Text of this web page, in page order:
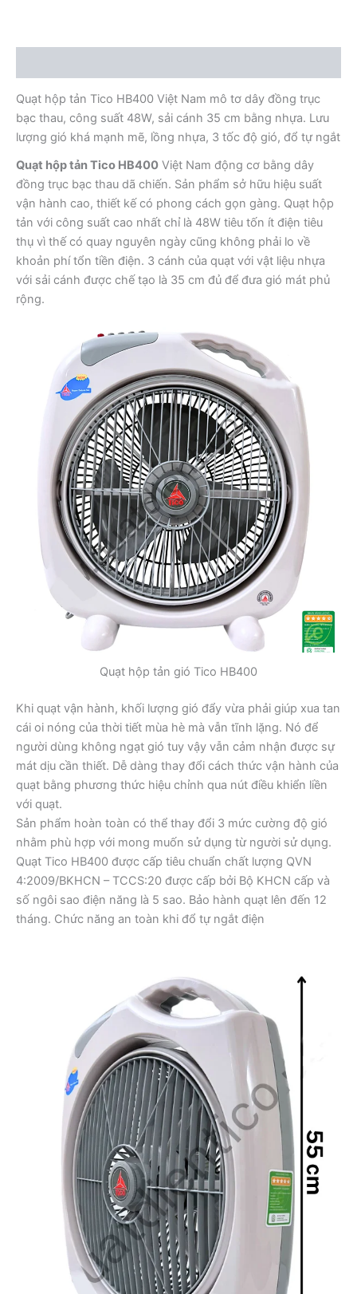
Quạt hộp tản Tico HB400 Việt Nam mô tơ dây đồng trục
bạc thau, công suất 48W, sải cánh 35 cm bằng nhựa. Lưu
lượng gió khá mạnh mẽ, lồng nhựa, 3 tốc độ gió, đổ tự ngắt
Quạt hộp tản Tico HB400 Việt Nam động cơ bằng dây
đồng trục bạc thau dã chiến. Sản phẩm sở hữu hiệu suất
vận hành cao, thiết kế có phong cách gọn gàng. Quạt hộp
tản với công suất cao nhất chỉ là 48W tiêu tốn ít điện tiêu
thụ vì thế có quay nguyên ngày cũng không phải lo về
khoản phí tổn tiền điện. 3 cánh của quạt với vật liệu nhựa
với sải cánh được chế tạo là 35 cm đủ để đưa gió mát phủ
rộng.
Quạt hộp tản gió Tico HB400
Khi quạt vận hành, khối lượng gió đẩy vừa phải giúp xua tan
cái oi nóng của thời tiết mùa hè mà vẫn tĩnh lặng. Nó để
người dùng không ngạt gió tuy vậy vẫn cảm nhận được sự
mát dịu cần thiết. Dễ dàng thay đổi cách thức vận hành của
quạt bằng phương thức hiệu chỉnh qua nút điều khiển liền
với quạt.
Sản phẩm hoàn toàn có thể thay đổi 3 mức cường độ gió
nhằm phù hợp với mong muốn sử dụng từ người sử dụng.
Quạt Tico HB400 được cấp tiêu chuẩn chất lượng QVN
4:2009/BKHCN – TCCS:20 được cấp bởi Bộ KHCN cấp và
số ngôi sao điện năng là 5 sao. Bảo hành quạt lên đến 12
tháng. Chức năng an toàn khi đổ tự ngắt điện